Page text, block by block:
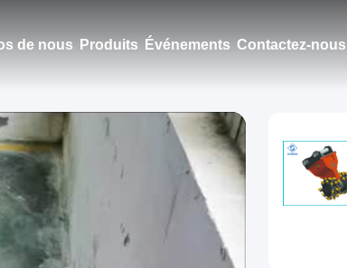
de nous Produits Événements Contactez-nous